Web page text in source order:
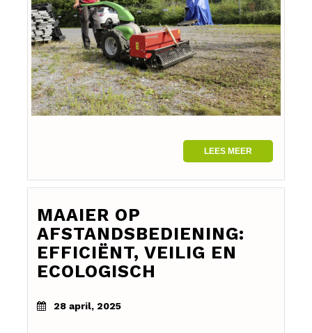
LEES MEER
MAAIER OP
AFSTANDSBEDIENING:
EFFICIËNT, VEILIG EN
ECOLOGISCH
28 april, 2025